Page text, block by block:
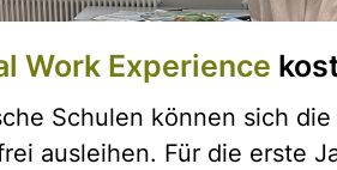
Work Experience
Schulen können sich
ausleihen. Für die erste